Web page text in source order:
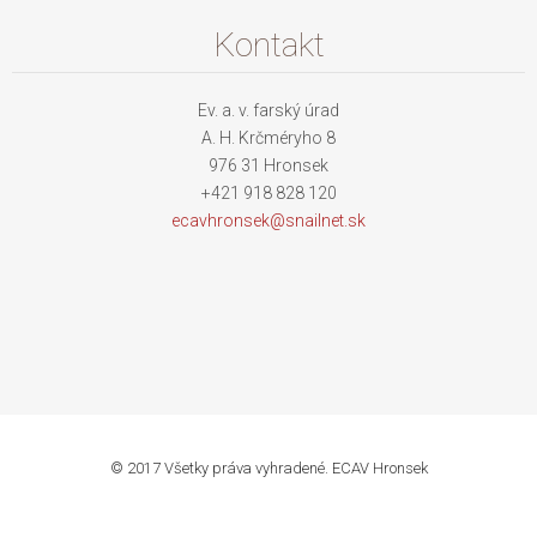
Kontakt
Ev. a. v. farský úrad
A. H. Krčméryho 8
976 31 Hronsek
+421 918 828 120
ecavhronsek@snailnet.sk
© 2017 Všetky práva vyhradené. ECAV Hronsek